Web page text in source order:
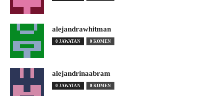
alejandrawhitman
0 JAWATAN 0 KOMEN
alejandrinaabram
0 JAWATAN 0 KOMEN